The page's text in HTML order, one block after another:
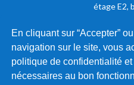
En cliquant sur “Accepter”
navigation sur le site, vous
politique de confidentialité
nécessaires au bon
étage E2,
Adhérer